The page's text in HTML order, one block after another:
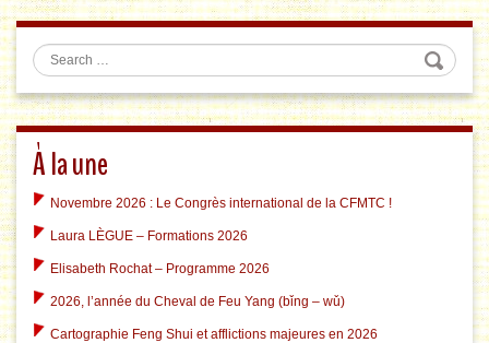
Search
À la une
Novembre 2026 : Le Congrès international de la CFMTC !
Laura LÈGUE – Formations 2026
Elisabeth Rochat – Programme 2026
2026, l’année du Cheval de Feu Yang (bǐng – wǔ)
Cartographie Feng Shui et afflictions majeures en 2026